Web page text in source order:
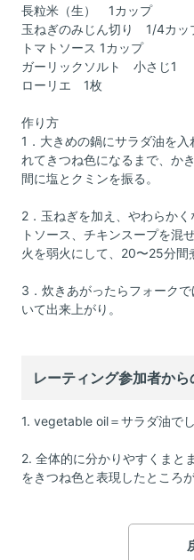
長粒米（生） 1カップ
玉ねぎのみじん切り 1/4カッ
トマトソース 1カップ
ガーリックソルト 小さじ1
ローリエ 1枚
作り方
1．大きめの鍋にサラダ油を
れてきつね色になるまで、か
間に塩とクミンを振る。
2．玉ねぎを加え、やわらか
トソース、チキンスープを混
火を弱火にして、20〜25分間
3．炊きあがったらフォーク
いて出来上がり。
レーティング参加者から
1. vegetable oil＝サラダ油で
2. 全体的に分かりやすくまと
をきつね色と表現したところ